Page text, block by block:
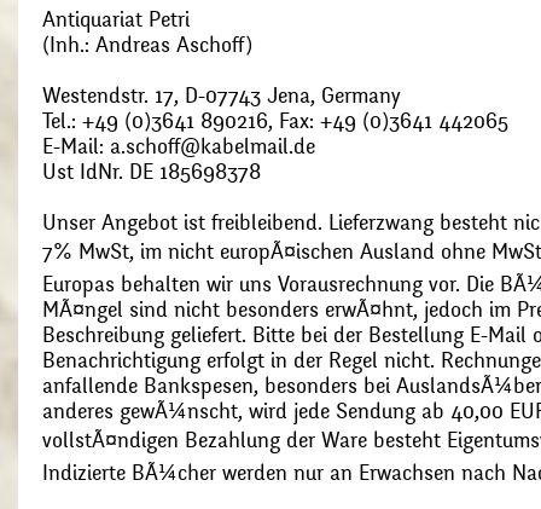
Antiquariat Petri
(Inh.: Andreas Aschoff)
Westendstr. 17, D-07743 Jena, Germany
Tel.: +49 (0)3641 890216, Fax: +49 (0)3641 442065
E-Mail: a.schoff@kabelmail.de
Ust IdNr. DE 185698378
Unser Angebot ist freibleibend. Lieferzwang besteht
7% MwSt, im nicht europÃ¤ischen Ausland ohne
Europas behalten wir uns Vorausrechnung vor. Die
MÃ¤ngel sind nicht besonders erwÃ¤hnt, jedoch im
Beschreibung geliefert. Bitte bei der Bestellung E-Mail
Benachrichtigung erfolgt in der Regel nicht.
anfallende Bankspesen, besonders bei
anderes gewÃ¼nscht, wird jede Sendung ab 40,00
vollstÃ¤ndigen Bezahlung der Ware besteht
Indizierte BÃ¼cher werden nur an Erwachsen nach